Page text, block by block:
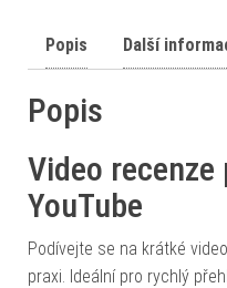
Popis Další
Popis
Video recenze
YouTube
Podívejte se na krátké
praxi. Ideální pro rychlý